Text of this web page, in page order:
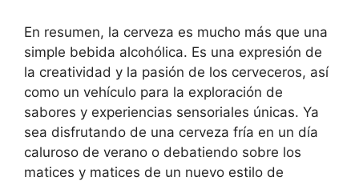
En resumen, la cerveza es mucho más que una
simple bebida alcohólica. Es una expresión de
la creatividad y la pasión de los cerveceros, así
como un vehículo para la exploración de
sabores y experiencias sensoriales únicas. Ya
sea disfrutando de una cerveza fría en un día
caluroso de verano o debatiendo sobre los
matices y matices de un nuevo estilo de